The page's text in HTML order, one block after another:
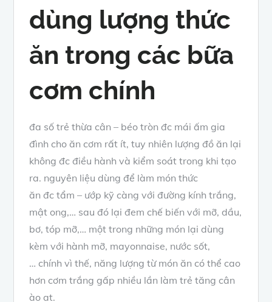
dùng lượng thức
ăn trong các bữa
cơm chính
đa số trẻ thừa cân – béo tròn đc mái ấm gia
đình cho ăn cơm rất ít,tuy nhiên lượngđồ ăn lại
khôngđc điều hành và kiểm soát trong khi tạo
ra. nguyên liệu dùng để làm món thức
ăn đc tẩm – ướp kỹ càng vớiđường kính trắng,
mật ong,… sau đó lại đem chế biến với mỡ, dầu,
bơ, tóp mỡ,… một trong những món lạidùng
kèm với hành mỡ, mayonnaise, nước sốt,
… chính vì thế, năng lượng từ món ăn có thể cao
hơn cơm trắng gấp nhiều lần làm trẻ tăng cân
ào ạt.